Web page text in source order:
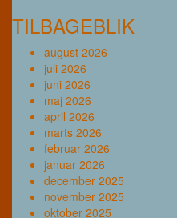
TILBAGEBLIK
august 2026
juli 2026
juni 2026
maj 2026
april 2026
marts 2026
februar 2026
januar 2026
december 2025
november 2025
oktober 2025